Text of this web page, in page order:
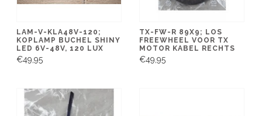
LAM-V-KLA48V-120;
KOPLAMP BUCHEL SHINY
LED 6V-48V, 120 LUX
€49,95
TX-FW-R 89X9; LOS
FREEWHEEL VOOR TX
MOTOR KABEL RECHTS
€49,95